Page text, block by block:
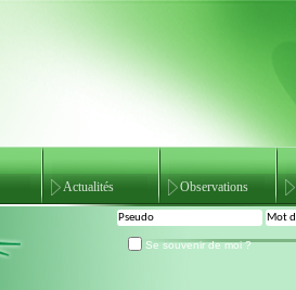
Actualités Observations
Se souvenir de moi ?